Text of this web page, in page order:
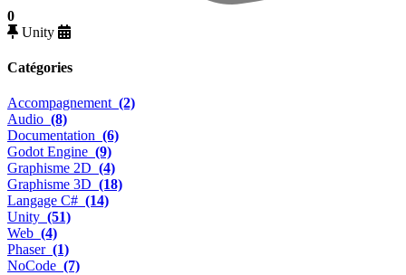
0
Unity
Catégories
Accompagnement (2)
Audio (8)
Documentation (6)
Godot Engine (9)
Graphisme 2D (4)
Graphisme 3D (18)
Langage C# (14)
Unity (51)
Web (4)
Phaser (1)
NoCode (7)